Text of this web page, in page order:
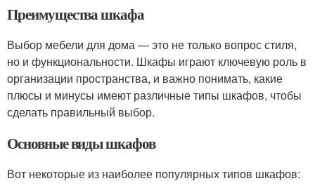
Преимущества шкафа
Выбор мебели для дома — это не только вопрос стиля,
но и функциональности. Шкафы играют ключевую роль в
организации пространства, и важно понимать, какие
плюсы и минусы имеют различные типы шкафов, чтобы
сделать правильный выбор.
Основные виды шкафов
Вот некоторые из наиболее популярных типов шкафов: